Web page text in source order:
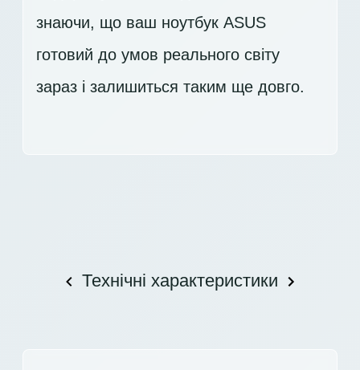
знаючи, що ваш ноутбук ASUS
готовий до умов реального світу
зараз і залишиться таким ще довго.
Технічні характеристики